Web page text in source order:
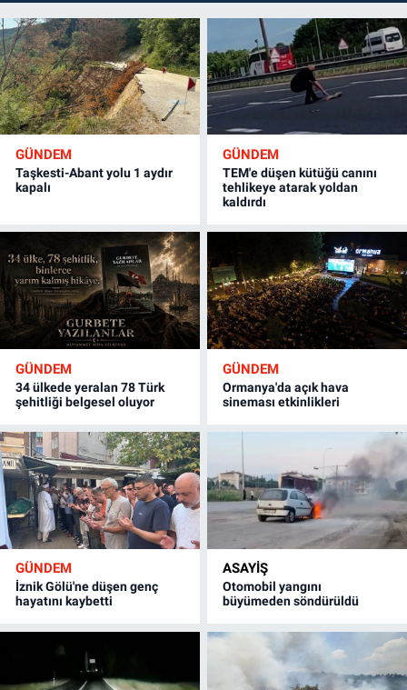
GÜNDEM
Taşkesti-Abant yolu 1 aydır
kapalı
GÜNDEM
TEM'e düşen kütüğü canını
tehlikeye atarak yoldan
kaldırdı
GÜNDEM
34 ülkede yeralan 78 Türk
şehitliği belgesel oluyor
GÜNDEM
Ormanya'da açık hava
sineması etkinlikleri
GÜNDEM
İznik Gölü'ne düşen genç
hayatını kaybetti
ASAYİŞ
Otomobil yangını
büyümeden söndürüldü